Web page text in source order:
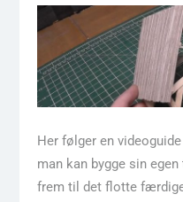
Her følger en
man kan bygge sin
frem til det flotte